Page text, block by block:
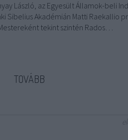
László, az Egyesült Államok-beli
Sibelius Akadémián Matti Raekallio
tekint szintén Rados…
TOVÁBB